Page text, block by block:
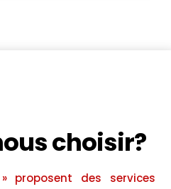
choisir?
proposent des services